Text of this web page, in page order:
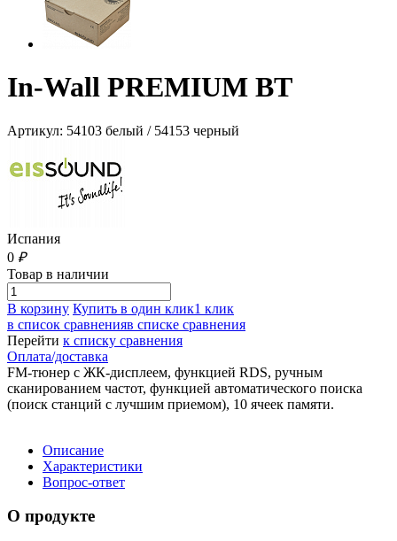
In-Wall PREMIUM BT
Артикул: 54103 белый / 54153 черный
Испания
0 ₽
Товар в наличии
В корзину Купить в один клик1 клик
в список сравненияв списке сравнения
Перейти к списку сравнения
Оплата/доставка
FM-тюнер с ЖК-дисплеем, функцией RDS, ручным
сканированием частот, функцией автоматического поиска
(поиск станций с лучшим приемом), 10 ячеек памяти.
Описание
Характеристики
Вопрос-ответ
О продукте